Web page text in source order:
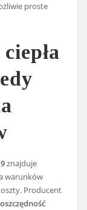
proste
znajduje
warunków
Producent
oszczędność